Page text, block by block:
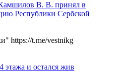
В. В. принял в
Республики Сербской
https://t.me/vestnikg
этажа и остался жив